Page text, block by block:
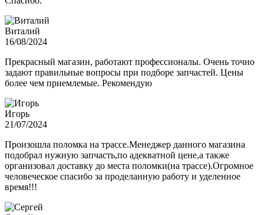
Виталий
16/08/2024
Прекрасный магазин, работают профессионалы. Очень точно
задают правильные вопросы при подборе запчастей. Цены
более чем приемлемые. Рекомендую
Игорь
21/07/2024
Произошла поломка на трассе.Менеджер данного магазина
подобрал нужную запчасть,по адекватной цене,а также
организовал доставку до места поломки(на трассе).Огромное
человеческое спасибо за проделанную работу и уделенное
время!!!